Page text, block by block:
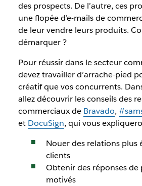
des prospects. De l’autre, ces
une flopée d’e-mails de
de leur vendre leurs produits.
démarquer ?
Pour réussir dans le secteur
devez travailler d’arrache-pied
créatif que vos concurrents.
allez découvrir les conseils des
commerciaux de Bravado,
et DocuSign, qui vous
Nouer des relations plus
clients
Obtenir des réponses de
motivés